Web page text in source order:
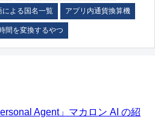
による国名一覧 アプリ内通貨換算機
間を変換するやつ
Agent」マカロン AI の紹